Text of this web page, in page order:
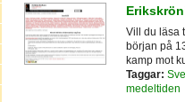
Vill du läsa
början på
kamp mot
Taggar:
medeltiden